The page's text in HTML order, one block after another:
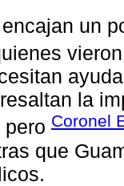
͏un
la
Coronel
que